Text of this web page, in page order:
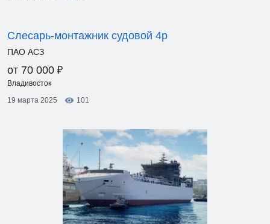
Слесарь-монтажник судовой 4р
ПАО АСЗ
от 70 000 ₽
Владивосток
19 марта 2025
101